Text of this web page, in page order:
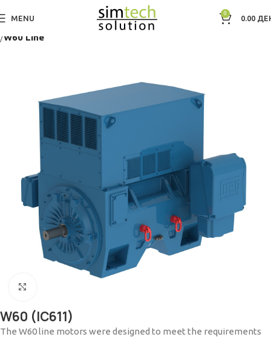
MENU
0
0.00
Дома Electric Motors WEG Low Voltage IEC Motors
Three Phase
W60 Line
W60 (IC611)
The W60 line motors were designed to meet the requirements